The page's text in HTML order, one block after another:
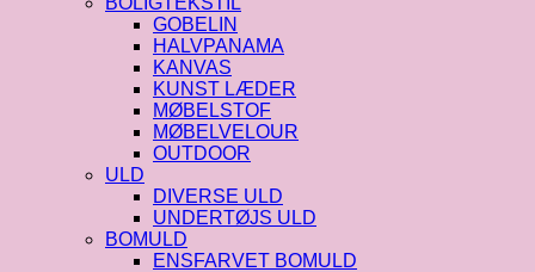
GOBELIN
HALVPANAMA
KANVAS
KUNST LÆDER
MØBELSTOF
MØBELVELOUR
OUTDOOR
ULD
DIVERSE ULD
UNDERTØJS ULD
BOMULD
ENSFARVET BOMULD